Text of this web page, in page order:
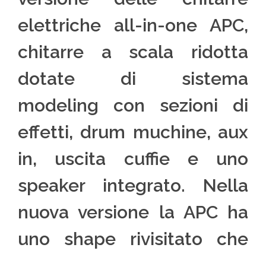
elettriche all-in-one APC,
chitarre a scala ridotta
dotate di sistema
modeling con sezioni di
effetti, drum muchine, aux
in, uscita cuffie e uno
speaker integrato. Nella
nuova versione la APC ha
uno shape rivisitato che